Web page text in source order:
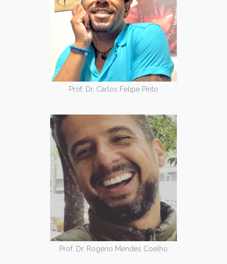
Prof. Dr. Carlos Felipe Pinto
Prof. Dr. Rogério Mendes Coelho